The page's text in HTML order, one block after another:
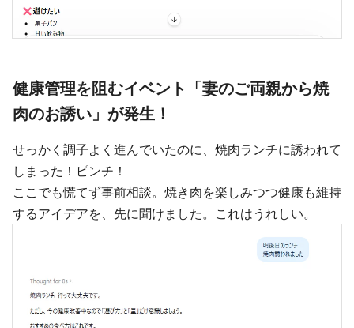
健康管理を阻むイベント「妻のご両親から焼
肉のお誘い」が発生！
せっかく調子よく進んでいたのに、焼肉ランチに誘われて
しまった！ピンチ！
ここでも慌てず事前相談。焼き肉を楽しみつつ健康も維持
するアイデアを、先に聞けました。これはうれしい。